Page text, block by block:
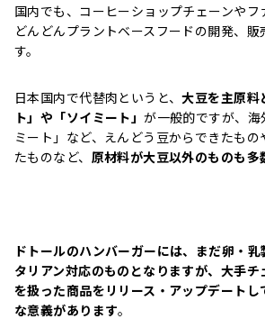
国内でも、コーヒーショップチェーンやフ
どんどんプラントベースフードの開発、販
す。
日本国内で代替肉というと、大豆を主原料
ト」や「ソイミート」が一般的ですが、
ミート」など、えんどう豆からできたもの
たものなど、 原材料が大豆以外のものも多
ドトールのハンバーガーには、まだ卵・
タリアン対応のものとなりますが、大手チ
を扱った商品をリリース・アップデートし
な意義があります。